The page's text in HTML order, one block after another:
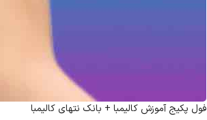
فول پکیج آموزش کالیمبا + بانک نتهای کالیمبا